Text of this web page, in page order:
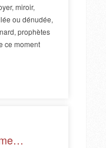
miroir,
ou dénudée,
prophètes
ce moment